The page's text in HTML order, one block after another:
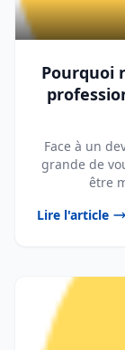
Pourquoi
Face à un
grande de
être
Lire l'article